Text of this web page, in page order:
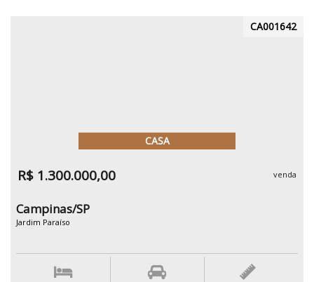
CA001642
CASA
R$ 1.300.000,00 venda
Campinas/SP
Jardim Paraíso